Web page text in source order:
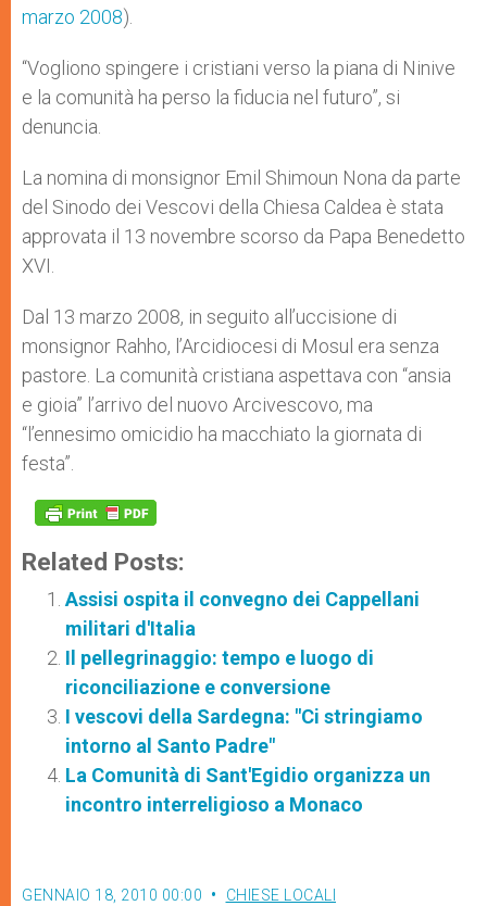
marzo 2008).
“Vogliono spingere i cristiani verso la piana di Ninive
e la comunità ha perso la fiducia nel futuro”, si
denuncia.
La nomina di monsignor Emil Shimoun Nona da parte
del Sinodo dei Vescovi della Chiesa Caldea è stata
approvata il 13 novembre scorso da Papa Benedetto
XVI.
Dal 13 marzo 2008, in seguito all’uccisione di
monsignor Rahho, l’Arcidiocesi di Mosul era senza
pastore. La comunità cristiana aspettava con “ansia
e gioia” l’arrivo del nuovo Arcivescovo, ma
“l’ennesimo omicidio ha macchiato la giornata di
festa”.
Related Posts:
Assisi ospita il convegno dei Cappellani
militari d'Italia
Il pellegrinaggio: tempo e luogo di
riconciliazione e conversione
I vescovi della Sardegna: "Ci stringiamo
intorno al Santo Padre"
La Comunità di Sant'Egidio organizza un
incontro interreligioso a Monaco
GENNAIO 18, 2010 00:00 CHIESE LOCALI